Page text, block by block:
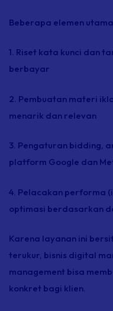
Beberapa elemen
1. Riset kata kunci dan
berbayar
2. Pembuatan materi
menarik dan relevan
3. Pengaturan bidding,
platform Google dan
4. Pelacakan performa (
optimasi berdasarkan
Karena layanan ini
terukur, bisnis digital
management bisa
konkret bagi klien.